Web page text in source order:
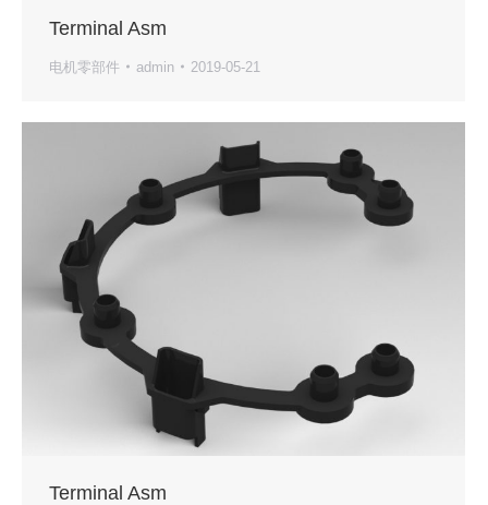
Terminal Asm
电机零部件 admin 2019-05-21
Terminal Asm